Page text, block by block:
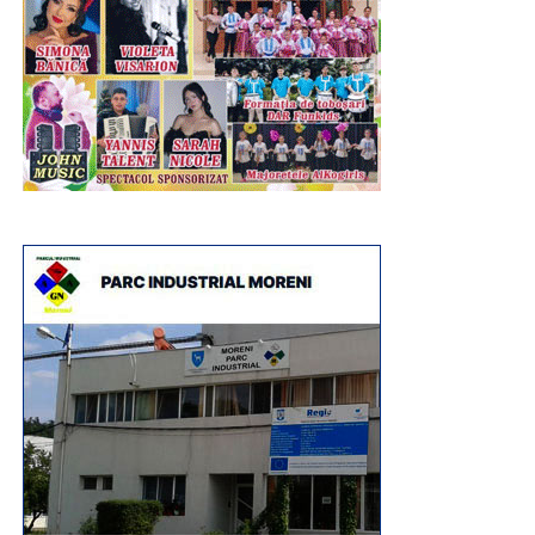
Și, ca o încununare a evenimentulului „Ziua Comunei
amplasată în parc, au evoluat pe parcursul întregii după
amiezi și până târziu în noapte, copiii, artiști în devenire,
și soliști celebri, invitați special pentru a încânta miiile de
oameni veniți nu numai din Șotânga, ci din toate
localitățile învecinate, pentru a se bucura de muzica
populara interpretată de artiștii Ansamblului Folcloric
„Chindia”, dirijat de Ionuț Dumitrescu. Apoi, rând pe rând,
au fost aplaudați la scenă deschisă și au încins atmosfera
Cristina Turcu Preda, Simona Dinescu, Raoul, Lino
Golden și, înainte de superbul foc de artificii care a
Peştera Ialomiţei are o dezvoltare cumulată de 1.128
metri, dintre care doar 480 sunt accesibili şi amenajaţi
pentru vizitare. Temperatura în peşteră oscilează între 5 şi
6 grade. Umiditatea este destul de mare, între 85 şi 100%.